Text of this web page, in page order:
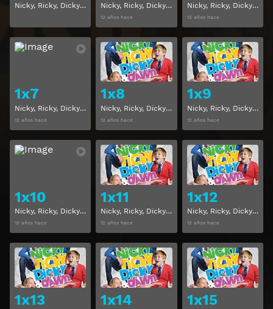
Nicky, Ricky, Dicky y Dawn Temporada 1 Capitulo 4 Nicky, Ricky, Dicky y Dawn Temporada 1 Capitulo 5
12 años hace
Nicky, Ricky, Dicky y Dawn Temporada 1 Capitulo 6
12 años hace
1x7
Nicky, Ricky, Dicky y Dawn Temporada 1 Capitulo 7
12 años hace
Ver
1x8
Nicky, Ricky, Dicky y Dawn Temporada 1 Capitulo 8
12 años hace
Ver
1x9
Nicky, Ricky, Dicky y Dawn Temporada 1 Capitulo 9
12 años hace
1x10
Nicky, Ricky, Dicky y Dawn Temporada 1 Capitulo 10
12 años hace
Ver
1x11
Nicky, Ricky, Dicky y Dawn Temporada 1 Capitulo 11
12 años hace
Ver
1x12
Nicky, Ricky, Dicky y Dawn Temporada 1 Capitulo 12
12 años hace
1x13
Ver
1x14
Ver
1x15